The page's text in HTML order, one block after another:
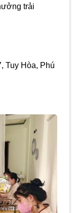
trải
Tuy Hòa, Phú